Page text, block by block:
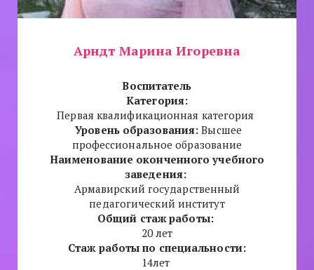
Арндт Марина Игоревна
Воспитатель
Категория:
Первая квалификационная категория
Уровень образования: Высшее
профессиональное образование
Наименование оконченного учебного
заведения:
Армавирский государственный
педагогический институт
Общий стаж работы:
20 лет
Стаж работы по специальности:
14лет